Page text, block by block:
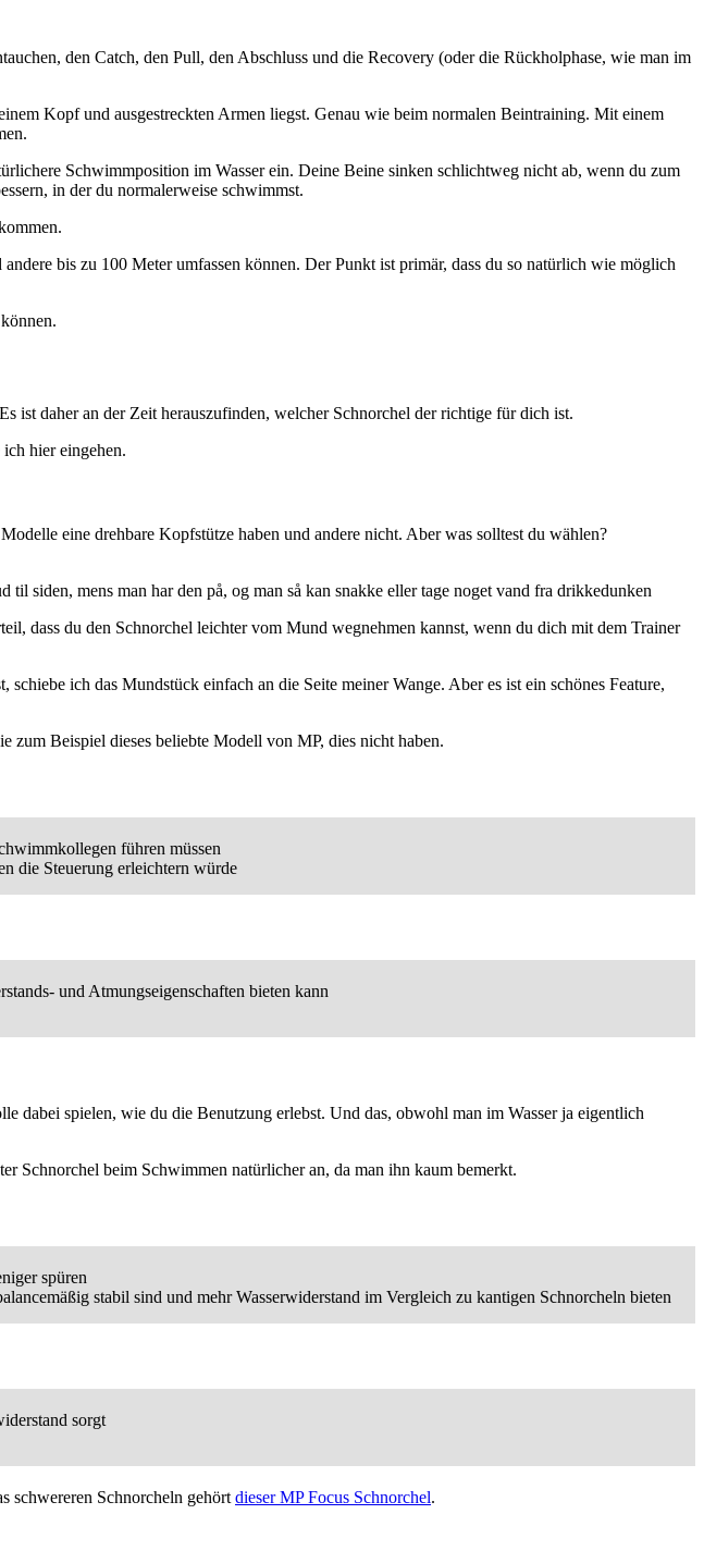
den Catch, den Pull, den Abschluss und die Recovery (oder die Rückholphase, wie man im
Kopf und ausgestreckten Armen liegst. Genau wie beim normalen Beintraining. Mit einem
Schwimmposition im Wasser ein. Deine Beine sinken schlichtweg nicht ab, wenn du zum
in der du normalerweise schwimmst.
bis zu 100 Meter umfassen können. Der Punkt ist primär, dass du so natürlich wie möglich
ist daher an der Zeit herauszufinden, welcher Schnorchel der richtige für dich ist.
hier eingehen.
eine drehbare Kopfstütze haben und andere nicht. Aber was solltest du wählen?
siden, mens man har den på, og man så kan snakke eller tage noget vand fra drikkedunken
dass du den Schnorchel leichter vom Mund wegnehmen kannst, wenn du dich mit dem Trainer
ich das Mundstück einfach an die Seite meiner Wange. Aber es ist ein schönes Feature,
zum Beispiel dieses beliebte Modell von MP, dies nicht haben.
führen müssen
die Steuerung erleichtern würde
und Atmungseigenschaften bieten kann
dabei spielen, wie du die Benutzung erlebst. Und das, obwohl man im Wasser ja eigentlich
Schnorchel beim Schwimmen natürlicher an, da man ihn kaum bemerkt.
spüren
stabil sind und mehr Wasserwiderstand im Vergleich zu kantigen Schnorcheln bieten
sorgt
schwereren Schnorcheln gehört dieser MP Focus Schnorchel.